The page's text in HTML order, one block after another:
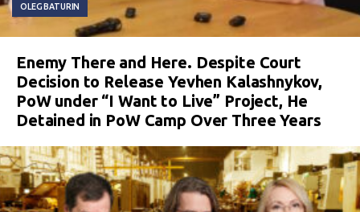
OLEG BATURIN
Enemy There and Here. Despite Court
Decision to Release Yevhen Kalashnykov,
PoW under “I Want to Live” Project, He
Detained in PoW Camp Over Three Years